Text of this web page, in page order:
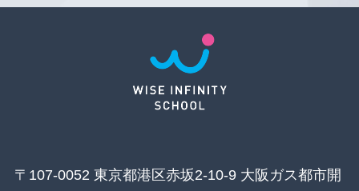
〒107-0052 東京都港区赤坂2-10-9 大阪ガス都市開